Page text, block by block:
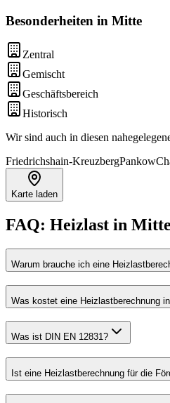
Besonderheiten in Mitte
Zentral
Gemischt
Geschäftsbereich
Historisch
Wir sind auch in diesen
Friedrichshain-KreuzbergPankow
Karte laden
FAQ: Heizlast in Mitte
Warum brauche ich eine
Was kostet eine Heizlastberechnung
Was ist DIN EN 12831?
Ist eine Heizlastberechnung für die